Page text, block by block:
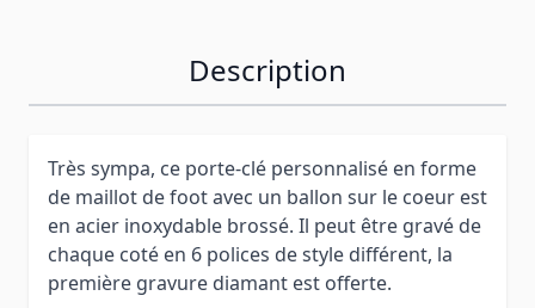
Description
Très sympa, ce porte-clé personnalisé en forme
de maillot de foot avec un ballon sur le coeur est
en acier inoxydable brossé. Il peut être gravé de
chaque coté en 6 polices de style différent, la
première gravure diamant est offerte.